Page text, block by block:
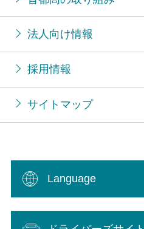
法人向け情報
採用情報
サイトマップ
Language